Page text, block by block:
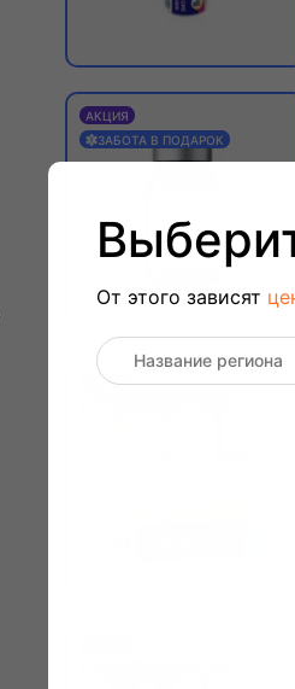
АКЦИЯ
ЗАБОТА В ПОДАРОК
АКЦИЯ
От этого зависят